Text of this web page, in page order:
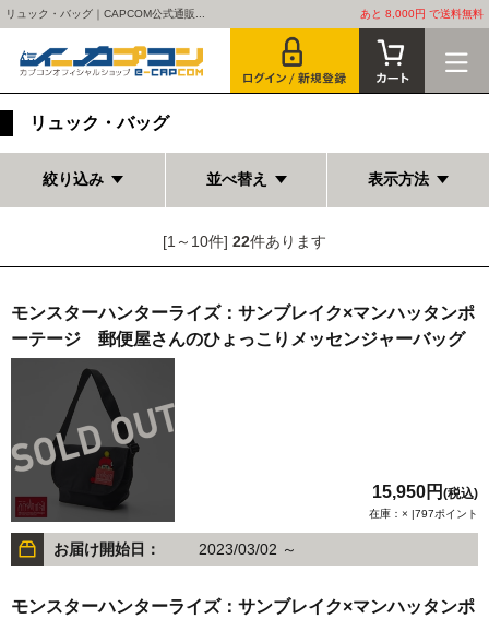
リュック・バッグ｜CAPCOM公式通販... あと 8,000円 で送料無料
リュック・バッグ
絞り込み 並べ替え 表示方法
[1～10件] 22件あります
モンスターハンターライズ：サンブレイク×マンハッタンポ
ーテージ 郵便屋さんのひょっこりメッセンジャーバッグ
15,950円 (税込)
在庫：× |797ポイント
お届け開始日： 2023/03/02 ～
モンスターハンターライズ：サンブレイク×マンハッタンポ